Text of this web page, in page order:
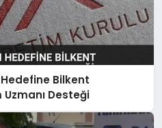
Bilkent
Desteği